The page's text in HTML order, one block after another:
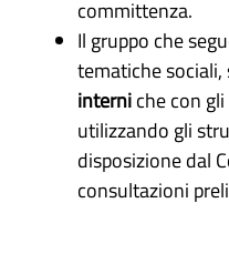
committenza.
Il gruppo che
tematiche sociali,
interniche con gli
utilizzando gli
disposizione dal
consultazioni